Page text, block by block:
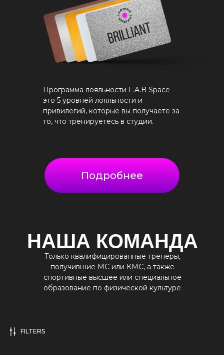
Программа лояльности L.A.B Space –
это 5 уровней лояльности и
привилегий, которые вы получаете за
то, что тренируетесь в студии.
Подробнее
НАША КОМАНДА
Только квалифицированные тренеры,
получившие МС или КМС, а также
спортивные высшее или специальное
образование по физической культуре
FILTERS